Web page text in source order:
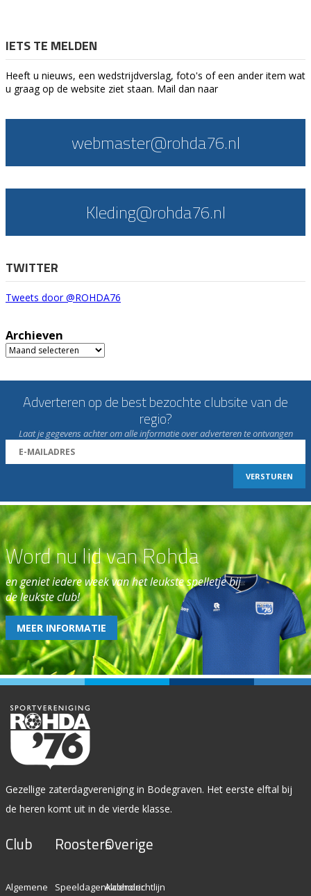
IETS TE MELDEN
Heeft u nieuws, een wedstrijdverslag, foto's of een ander item wat
u graag op de website ziet staan. Mail dan naar
webmaster@rohda76.nl
Kleding@rohda76.nl
TWITTER
Tweets door @ROHDA76
Archieven
Archieven
Adverteren op de best bezochte clubsite van de
regio?
Laat je gegevens achter om alle informatie over adverteren te ontvangen
Word nu lid van Rohda
en geniet iedere week van het leukste spelletje bij
de leukste club!
MEER INFORMATIE
Gezellige zaterdagvereniging in Bodegraven. Het eerste elftal bij
de heren komt uit in de vierde klasse.
Club
Algemene
Roosters
Speeldagenkalender
Overige
Alcoholrichtlijn